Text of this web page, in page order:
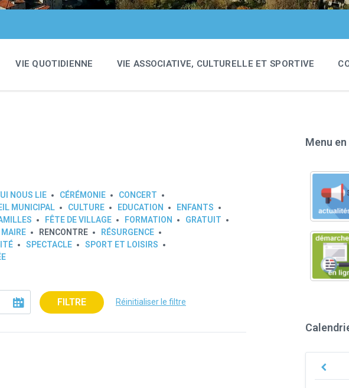
VIE QUOTIDIENNE VIE ASSOCIATIVE, CULTURELLE ET SPORTIVE
NOUS LIE CÉRÉMONIE
CONCERT
MUNICIPAL CULTURE EDUCATION
ENFANTS
FÊTE DE VILLAGE FORMATION
GRATUIT
MAIRE RENCONTRE
RÉSURGENCE
SPECTACLE
SPORT ET LOISIRS
FILTRE Réinitialiser le filtre
Menu